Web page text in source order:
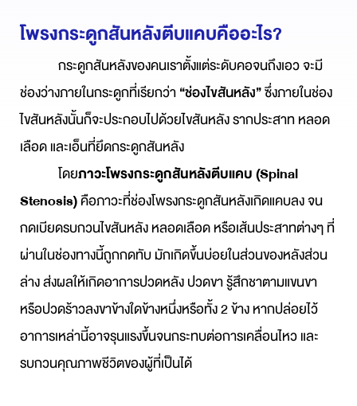
โพรงกระดูกสันหลังตีบแคบคืออะไร?
กระดูกสันหลังของคนเราตั้งแต่ระดับคอจนถึงเอว จะมี
ช่องว่างภายในกระดูกที่เรียกว่า“ช่องไขสันหลัง”ซึ่งภายในช่อง
ไขสันหลังนั้นก็จะประกอบไปด้วยไขสันหลัง รากประสาท หลอด
เลือด และเอ็นที่ยึดกระดูกสันหลัง
โดยภาวะโพรงกระดูกสันหลังตีบแคบ (Spinal
Stenosis)คือภาวะที่ช่องโพรงกระดูกสันหลังเกิดแคบลง จน
กดเบียดรบกวนไขสันหลัง หลอดเลือด หรือเส้นประสาทต่างๆ ที่
ผ่านในช่องทางนี้ถูกกดทับ มักเกิดขึ้นบ่อยในส่วนของหลังส่วน
ล่าง ส่งผลให้เกิดอาการปวดหลัง ปวดขา รู้สึกชาตามแขนขา
หรือปวดร้าวลงขาข้างใดข้างหนึ่งหรือทั้ง 2 ข้าง หากปล่อยไว้
อาการเหล่านี้อาจรุนแรงขึ้นจนกระทบต่อการเคลื่อนไหว และ
รบกวนคุณภาพชีวิตของผู้ที่เป็นได้